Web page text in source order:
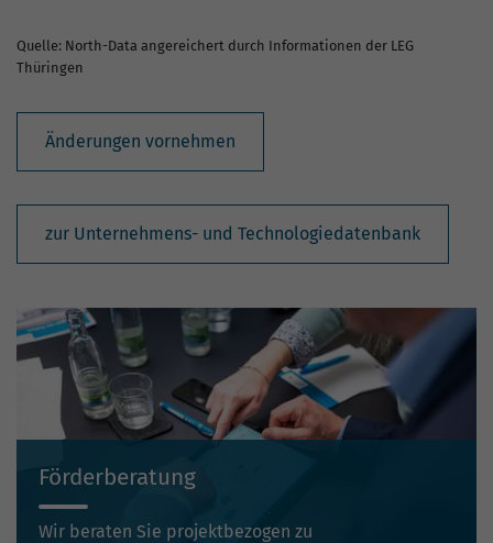
Quelle: North-Data angereichert durch Informationen der LEG
Thüringen
Änderungen vornehmen
zur Unternehmens- und Technologiedatenbank
Förderberatung
Wir beraten Sie projektbezogen zu